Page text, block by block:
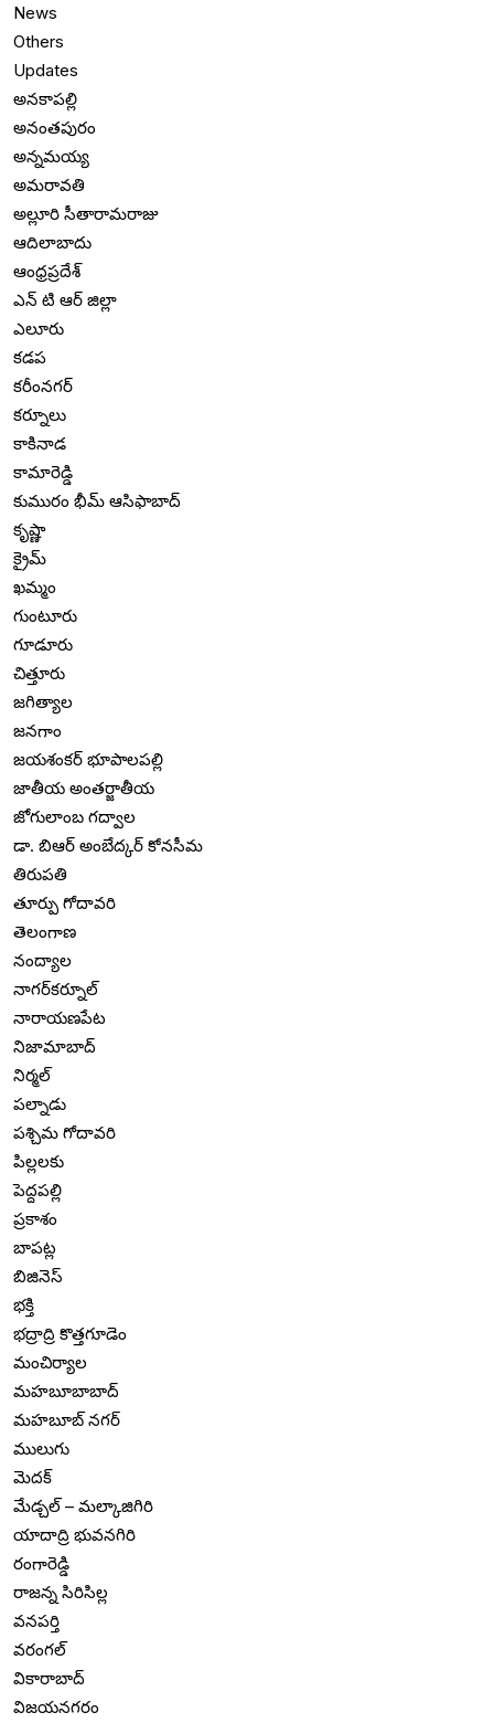
News
Others
Updates
అనకాపల్లి
అనంతపురం
అన్నమయ్య
అమరావతి
అల్లూరి సీతారామరాజు
ఆదిలాబాదు
ఆంధ్రప్రదేశ్
ఎన్ టి ఆర్ జిల్లా
ఎలూరు
కడప
కరీంనగర్
కర్నూలు
కాకినాడ
కామారెడ్డి
కుమురం భీమ్ ఆసిఫాబాద్
కృష్ణా
క్రైమ్
ఖమ్మం
గుంటూరు
గూడూరు
చిత్తూరు
జగిత్యాల
జనగాం
జయశంకర్ భూపాలపల్లి
జాతీయ అంతర్జాతీయ
జోగులాంబ గద్వాల
డా. బిఆర్ అంబేద్కర్ కోనసీమ
తిరుపతి
తూర్పు గోదావరి
తెలంగాణ
నంద్యాల
నాగర్‌కర్నూల్
నారాయణపేట
నిజామాబాద్
నిర్మల్
పల్నాడు
పశ్చిమ గోదావరి
పిల్లలకు
పెద్దపల్లి
ప్రకాశం
బాపట్ల
బిజినెస్
భక్తి
భద్రాద్రి కొత్తగూడెం
మంచిర్యాల
మహబూబాబాద్
మహబూబ్ నగర్
ములుగు
మెదక్
మేడ్చల్ – మల్కాజిగిరి
యాదాద్రి భువనగిరి
రంగారెడ్డి
రాజన్న సిరిసిల్ల
వనపర్తి
వరంగల్
వికారాబాద్
విజయనగరం